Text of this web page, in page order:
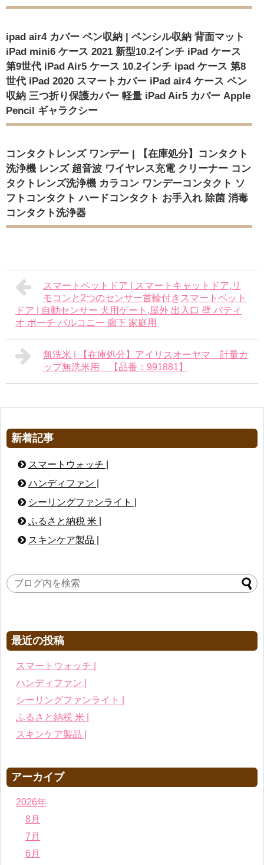
ipad air4 カバー ペン収納 | ペンシル収納 背面マット
iPad mini6 ケース 2021 新型10.2インチ iPad ケース
第9世代 iPad Air5 ケース 10.2インチ ipad ケース 第8
世代 iPad 2020 スマートカバー iPad air4 ケース ペン
収納 三つ折り保護カバー 軽量 iPad Air5 カバー Apple
Pencil ギャラクシー
コンタクトレンズ ワンデー | 【在庫処分】コンタクト
洗浄機 レンズ 超音波 ワイヤレス充電 クリーナー コン
タクトレンズ洗浄機 カラコン ワンデーコンタクト ソ
フトコンタクト ハードコンタクト お手入れ 除菌 消毒
コンタクト洗浄器
スマートペットドア | スマートキャットドア,リ
モコンと2つのセンサー首輪付きスマートペット
ドア | 自動センサー 犬用ゲート,屋外 出入口 壁 パティ
オ ポーチ バルコニー 廊下 家庭用
無洗米 | 【在庫処分】アイリスオーヤマ 計量カ
ップ無洗米用 【品番：991881】
新着記事
スマートウォッチ |
ハンディファン |
シーリングファンライト |
ふるさと納税 米 |
スキンケア製品 |
最近の投稿
スマートウォッチ |
ハンディファン |
シーリングファンライト |
ふるさと納税 米 |
スキンケア製品 |
アーカイブ
2026年
8月
7月
6月